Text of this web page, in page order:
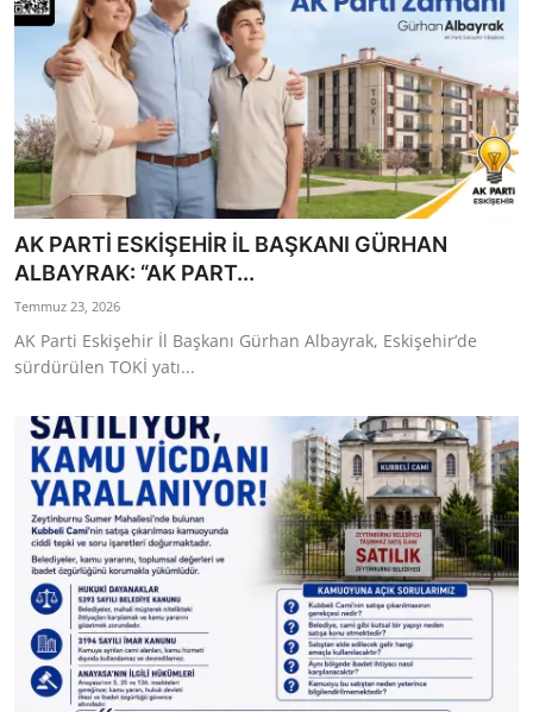
AK PARTİ ESKİŞEHİR İL BAŞKANI GÜRHAN
ALBAYRAK: “AK PART...
Temmuz 23, 2026
AK Parti Eskişehir İl Başkanı Gürhan Albayrak, Eskişehir’de
sürdürülen TOKİ yatı...